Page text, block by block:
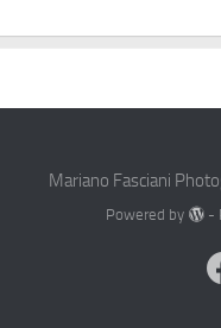
Mariano Fasciani
Powered by -